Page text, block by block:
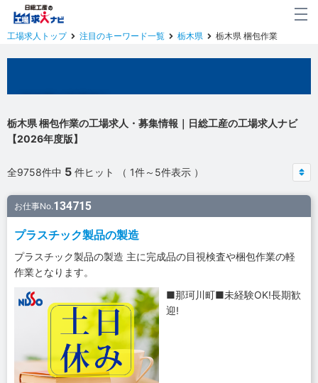
工場求人トップ 注目のキーワード一覧 栃木県 栃木県 梱包作業
栃木県 梱包作業の工場求人・募集情報｜日総工産の工場求人ナビ
【2026年度版】
全9758件中 5 件ヒット （ 1件～5件表示 ）
お仕事No.134715
プラスチック製品の製造
プラスチック製品の製造 主に完成品の目視検査や梱包作業の軽
作業となります。
■那珂川町■未経験OK!長期歓
迎!